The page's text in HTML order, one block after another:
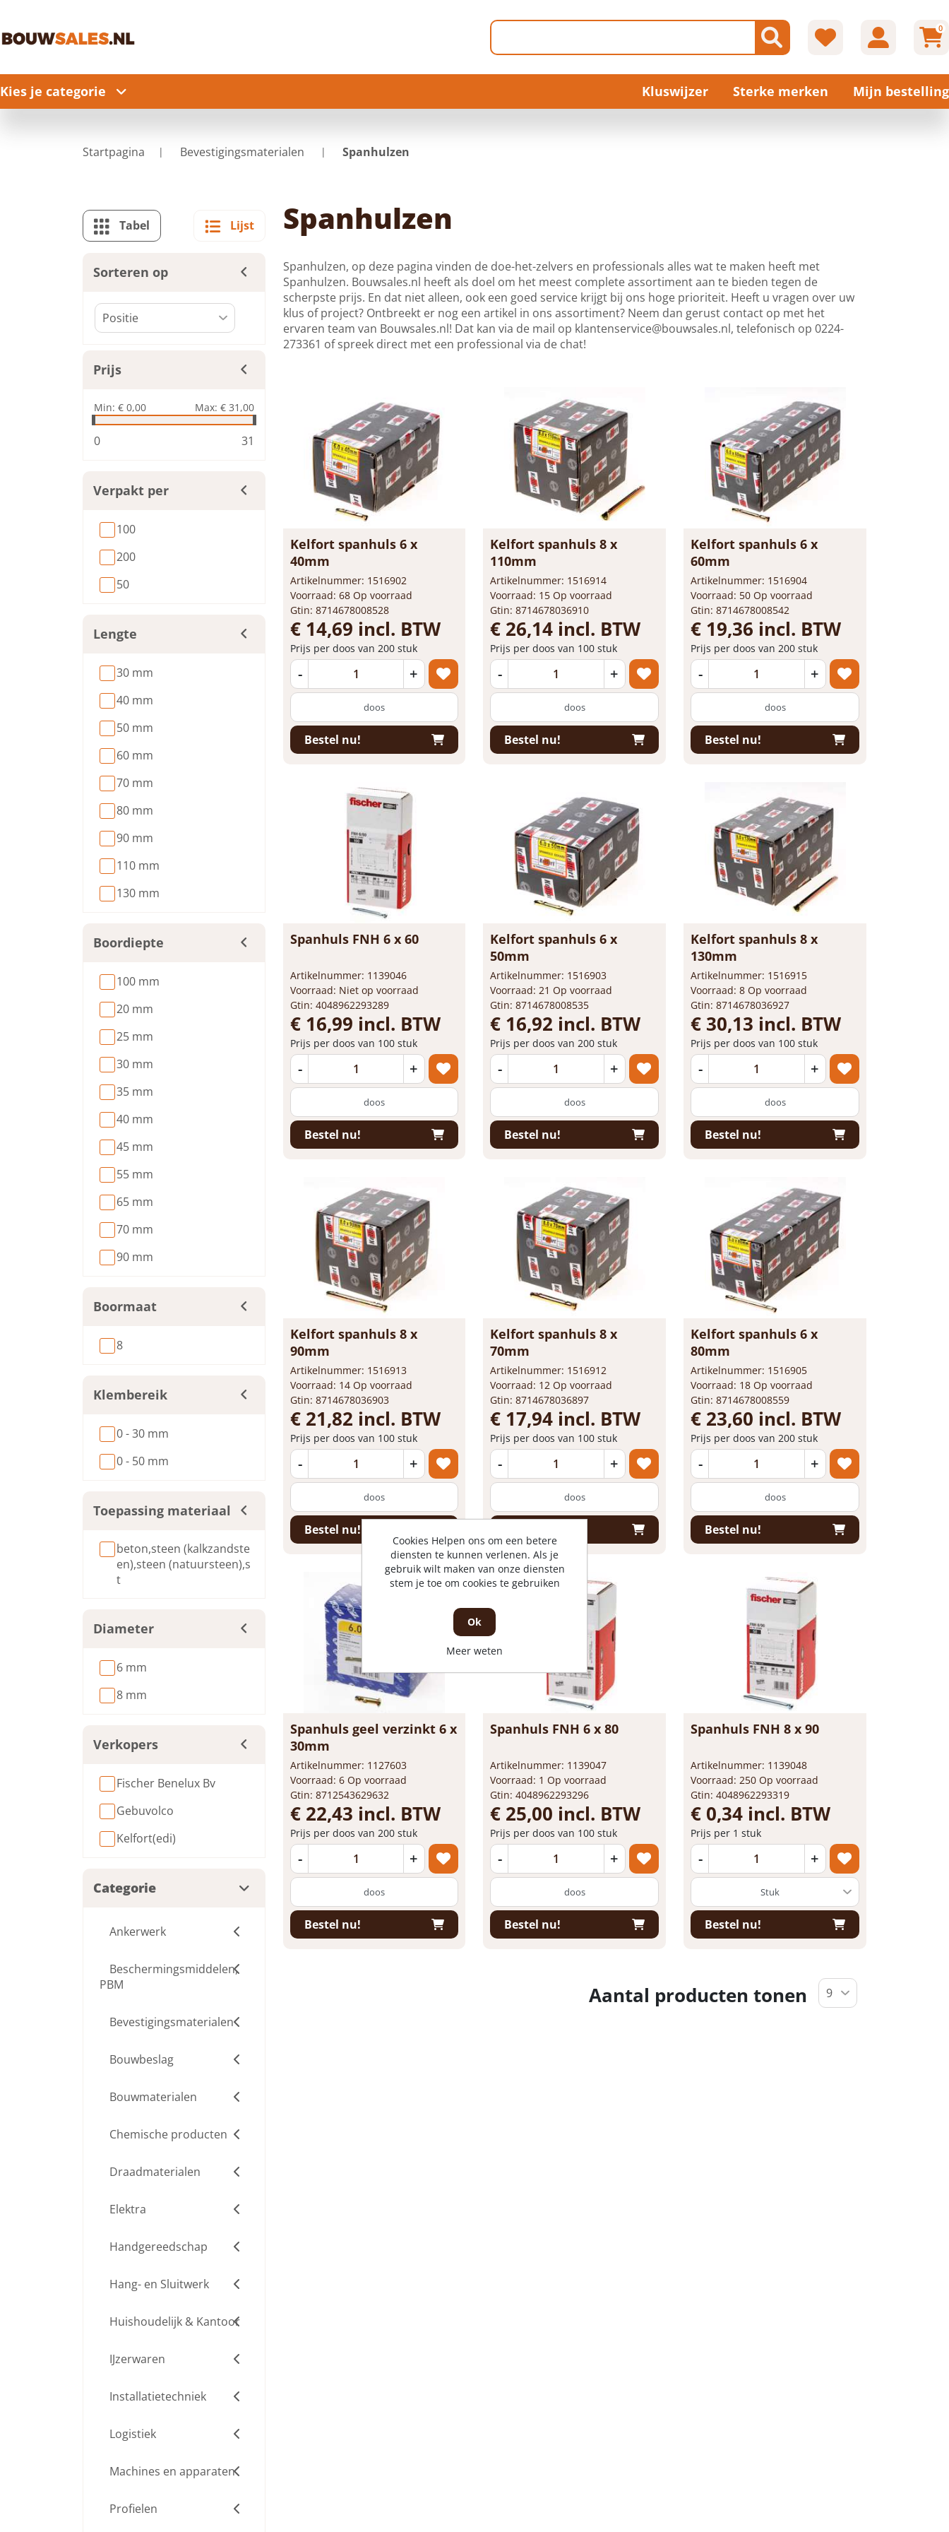
0
Kies je categorie Kluswijzer Sterke merken Mijn bestelling
Startpagina Bevestigingsmaterialen Spanhulzen
Tabel Lijst
Sorteren op
Prijs
Min: € 0,00 Max: € 31,00
0 31
Verpakt per
100
200
50
Lengte
30 mm
40 mm
50 mm
60 mm
70 mm
80 mm
90 mm
110 mm
130 mm
Boordiepte
100 mm
20 mm
25 mm
30 mm
35 mm
40 mm
45 mm
55 mm
65 mm
70 mm
90 mm
Boormaat
8
Klembereik
0 - 30 mm
0 - 50 mm
Toepassing materiaal
beton,steen (kalkzandste
en),steen (natuursteen),s
t
Diameter
6 mm
8 mm
Verkopers
Fischer Benelux Bv
Gebuvolco
Kelfort(edi)
Categorie
Ankerwerk
Beschermingsmiddelen,
PBM
Bevestigingsmaterialen
Bouwbeslag
Bouwmaterialen
Chemische producten
Draadmaterialen
Elektra
Handgereedschap
Hang- en Sluitwerk
Huishoudelijk & Kantoor
IJzerwaren
Installatietechniek
Logistiek
Machines en apparaten
Profielen
Spanhulzen
Spanhulzen, op deze pagina vinden de doe-het-zelvers en professionals alles wat te maken heeft met
Spanhulzen. Bouwsales.nl heeft als doel om het meest complete assortiment aan te bieden tegen de
scherpste prijs. En dat niet alleen, ook een goed service krijgt bij ons hoge prioriteit. Heeft u vragen over uw
klus of project? Ontbreekt er nog een artikel in ons assortiment? Neem dan gerust contact op met het
ervaren team van Bouwsales.nl! Dat kan via de mail op klantenservice@bouwsales.nl, telefonisch op 0224-
273361 of spreek direct met een professional via de chat!
Kelfort spanhuls 6 x
40mm
Artikelnummer: 1516902
Voorraad: 68 Op voorraad
Gtin: 8714678008528
€ 14,69 incl. BTW
Prijs per doos van 200 stuk
- +
doos
Bestel nu!
Kelfort spanhuls 8 x
110mm
Artikelnummer: 1516914
Voorraad: 15 Op voorraad
Gtin: 8714678036910
€ 26,14 incl. BTW
Prijs per doos van 100 stuk
- +
doos
Bestel nu!
Kelfort spanhuls 6 x
60mm
Artikelnummer: 1516904
Voorraad: 50 Op voorraad
Gtin: 8714678008542
€ 19,36 incl. BTW
Prijs per doos van 200 stuk
- +
doos
Bestel nu!
Spanhuls FNH 6 x 60
Artikelnummer: 1139046
Voorraad: Niet op voorraad
Gtin: 4048962293289
€ 16,99 incl. BTW
Prijs per doos van 100 stuk
- +
doos
Bestel nu!
Kelfort spanhuls 6 x
50mm
Artikelnummer: 1516903
Voorraad: 21 Op voorraad
Gtin: 8714678008535
€ 16,92 incl. BTW
Prijs per doos van 200 stuk
- +
doos
Bestel nu!
Kelfort spanhuls 8 x
130mm
Artikelnummer: 1516915
Voorraad: 8 Op voorraad
Gtin: 8714678036927
€ 30,13 incl. BTW
Prijs per doos van 100 stuk
- +
doos
Bestel nu!
Kelfort spanhuls 8 x
90mm
Artikelnummer: 1516913
Voorraad: 14 Op voorraad
Gtin: 8714678036903
€ 21,82 incl. BTW
Prijs per doos van 100 stuk
- +
doos
Bestel nu!
Kelfort spanhuls 8 x
70mm
Artikelnummer: 1516912
Voorraad: 12 Op voorraad
Gtin: 8714678036897
€ 17,94 incl. BTW
Prijs per doos van 100 stuk
- +
doos
Kelfort spanhuls 6 x
80mm
Artikelnummer: 1516905
Voorraad: 18 Op voorraad
Gtin: 8714678008559
€ 23,60 incl. BTW
Prijs per doos van 200 stuk
- +
doos
Bestel nu!
Spanhuls geel verzinkt 6 x
30mm
Artikelnummer: 1127603
Voorraad: 6 Op voorraad
Gtin: 8712543629632
€ 22,43 incl. BTW
Prijs per doos van 200 stuk
- +
doos
Bestel nu!
Spanhuls FNH 6 x 80
Artikelnummer: 1139047
Voorraad: 1 Op voorraad
Gtin: 4048962293296
€ 25,00 incl. BTW
Prijs per doos van 100 stuk
- +
doos
Bestel nu!
Spanhuls FNH 8 x 90
Artikelnummer: 1139048
Voorraad: 250 Op voorraad
Gtin: 4048962293319
€ 0,34 incl. BTW
Prijs per 1 stuk
- +
Bestel nu!
Aantal producten tonen
Cookies Helpen ons om een betere
diensten te kunnen verlenen. Als je
gebruik wilt maken van onze diensten
stem je toe om cookies te gebruiken
Ok
Meer weten